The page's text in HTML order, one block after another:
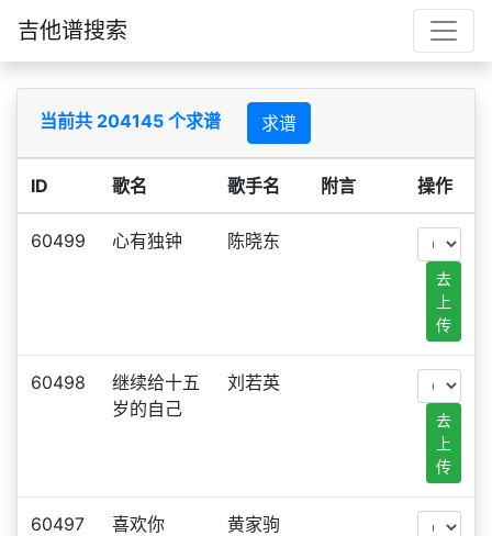
吉他谱搜索
当前共 204145 个求谱 求谱
ID 歌名 歌手名 附言 操作
60499 心有独钟 陈晓东
去
上
传
60498
继续给十五
岁的自己
刘若英
去
上
传
60497 喜欢你 黄家驹